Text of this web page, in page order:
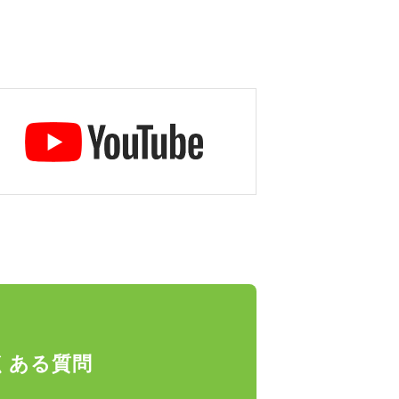
ある質問